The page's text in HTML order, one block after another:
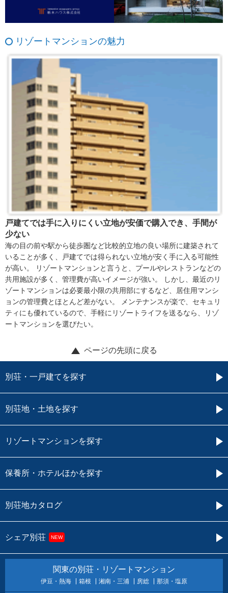
リゾートマンションの魅力
戸建てでは手に入りにくい立地が安価で購入でき、手間が
少ない
海の目の前や駅から徒歩圏など比較的立地の良い場所に建築されて
いることが多く、戸建てでは得られない立地が安く手に入る可能性
が高い。 リゾートマンションと言うと、プールやレストランなどの
共用施設が多く、管理費が高いイメージが強い。 しかし、最近のリ
ゾートマンションは必要最小限の共用部にするなど、居住用マンシ
ョンの管理費とほとんど差がない。 メンテナンスが楽で、セキュリ
ティにも優れているので、手軽にリゾートライフを送るなら、リゾ
ートマンションを選びたい。
ページの先頭に戻る
別荘・一戸建てを探す
別荘地・土地を探す
リゾートマンションを探す
保養所・ホテルほかを探す
別荘地カタログ
シェア別荘 NEW
関東の別荘・リゾートマンション
伊豆・熱海 箱根 湘南・三浦 房総 那須・塩原